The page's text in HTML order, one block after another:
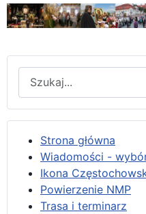
Strona główna
Wiadomości -
Ikona
Powierzenie NMP
Trasa i terminarz